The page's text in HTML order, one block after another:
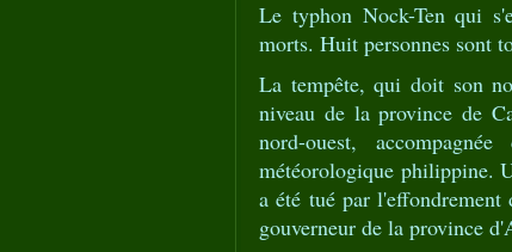
Le typhon Nock-Ten qui
morts. Huit personnes sont
La tempête, qui doit son
niveau de la province de
nord-ouest,
météorologique philippine.
a été tué par
gouverneur de la province